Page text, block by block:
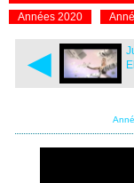
Années 2020
◄